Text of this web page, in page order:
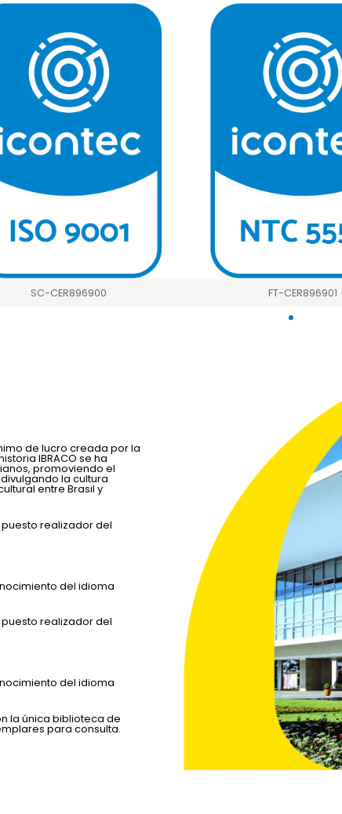
SC-CER896900 FT-CER896901
de lucro creada por la
IBRACO se ha
promoviendo el
la cultura
entre Brasil y
puesto realizador del
del idioma
puesto realizador del
del idioma
la única biblioteca de
para consulta.